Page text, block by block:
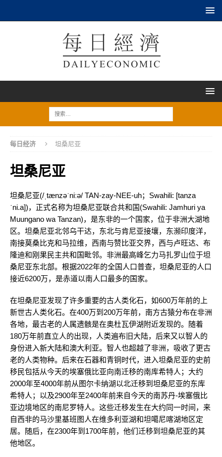
每日经济 坦桑尼亚
坦桑尼亚
坦桑尼亚(/ˌtænzəˈniːə/ TAN-zay-NEE-uh；Swahili: [tanza
ˈni.a])，正式名称为坦桑尼亚联合共和国(Swahili: Jamhuri ya
Muungano wa Tanzan)，是东非的一个国家，位于非洲大湖地
区。坦桑尼亚北邻乌干达，东北与肯尼亚接壤，东濒印度洋，
南接莫桑比克和马拉维，西南与赞比亚交界，西与卢旺达、布
隆迪和刚果民主共和国毗邻。非洲最高峰乞力马扎罗山位于坦
桑尼亚东北部。根据2022年的全国人口普查，坦桑尼亚的人口
接近6200万，是赤道以南人口最多的国家。
在坦桑尼亚发现了许多重要的古人类化石，如600万年前的上
新世古人类化石。在400万到200万年前，南方古猿分布在非洲
各地，最古老的人属遗骸是在奥杜瓦伊湖附近发现的。随着
180万年前直立人的出现，人类遍布旧大陆，后来又以智人的
身份进入新大陆和澳大利亚。智人也超越了非洲，吸收了更古
老的人类物种。后来在石器和青铜时代，进入坦桑尼亚的史前
移民包括从今天的埃塞俄比亚向南迁移的南库希特人；大约
2000年至4000年前从图尔卡纳湖以北迁移到坦桑尼亚的东库
希特人；以及2900年至2400年前来自今天的南苏丹-埃塞俄比
亚边境地区的南尼罗特人。这些迁移发生在大约同一时间，来
自西非的马沙里基班图人在维多利亚湖和坦噶尼喀湖地区定
居。随后，在2300年到1700年前，他们迁移到坦桑尼亚的其
他地区。